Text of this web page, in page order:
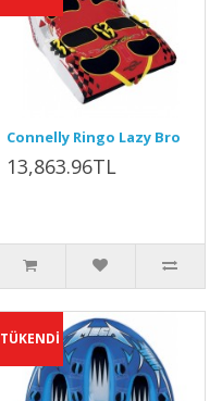
Connelly Ringo Lazy Bro
13,863.96TL
TÜKENDİ